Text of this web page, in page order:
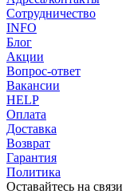
Сотрудничество
INFO
Блог
Акции
Вопрос-ответ
Вакансии
HELP
Оплата
Доставка
Возврат
Гарантия
Политика
Оставайтесь на связи